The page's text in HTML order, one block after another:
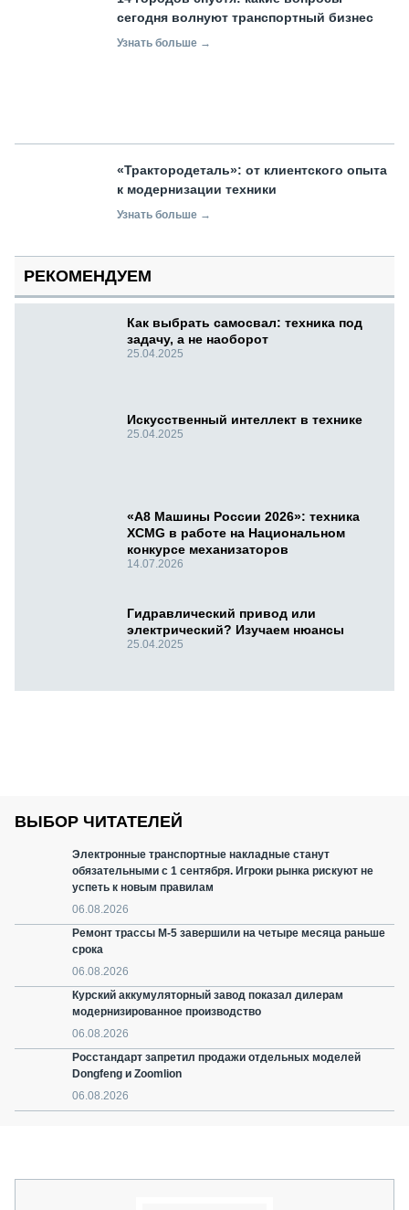
сегодня волнуют транспортный бизнес
Узнать больше →
«Трактородеталь»: от клиентского опыта
к модернизации техники
Узнать больше →
РЕКОМЕНДУЕМ
Как выбрать самосвал: техника под
задачу, а не наоборот
25.04.2025
Искусственный интеллект в технике
25.04.2025
«А8 Машины России 2026»: техника
XCMG в работе на Национальном
конкурсе механизаторов
14.07.2026
Гидравлический привод или
электрический? Изучаем нюансы
25.04.2025
ВЫБОР ЧИТАТЕЛЕЙ
Электронные транспортные накладные станут
обязательными с 1 сентября. Игроки рынка рискуют не
успеть к новым правилам
06.08.2026
Ремонт трассы М-5 завершили на четыре месяца раньше
срока
06.08.2026
Курский аккумуляторный завод показал дилерам
модернизированное производство
06.08.2026
Росстандарт запретил продажи отдельных моделей
Dongfeng и Zoomlion
06.08.2026